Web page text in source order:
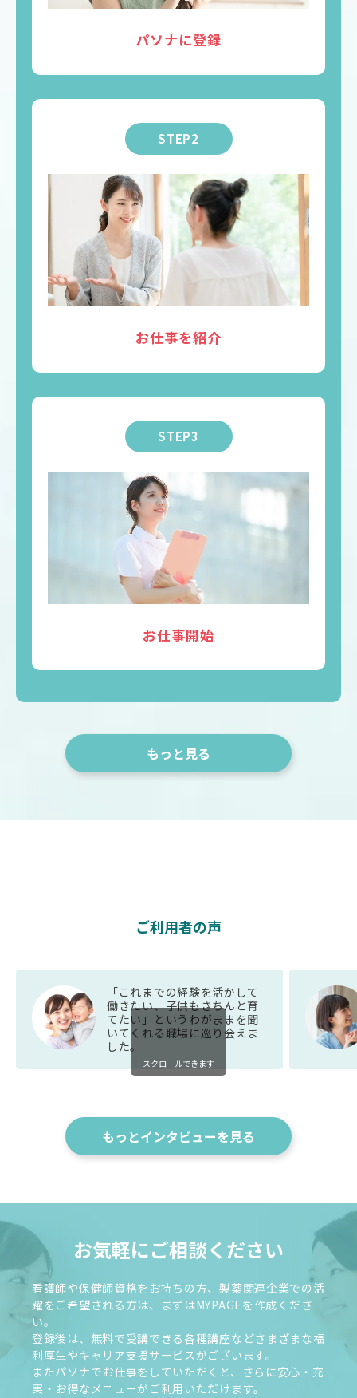
パソナに登録
STEP2
お仕事を紹介
STEP3
お仕事開始
もっと見る
ご利用者の声
「これまでの経験を活かして
働きたい、子供もきちんと育
てたい」というわがままを聞
いてくれる職場に巡り会えま
した。
スクロールできます
もっとインタビューを見る
お気軽にご相談ください
看護師や保健師資格をお持ちの方、製薬関連企業での活
躍をご希望される方は、まずはMYPAGEを作成くださ
い。
登録後は、無料で受講できる各種講座などさまざまな福
利厚生やキャリア支援サービスがございます。
またパソナでお仕事をしていただくと、さらに安心・充
実・お得なメニューがご利用いただけます。